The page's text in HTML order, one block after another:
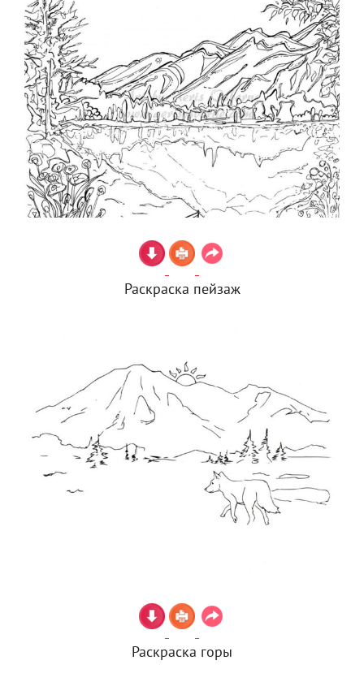
Раскраска пейзаж
Раскраска горы